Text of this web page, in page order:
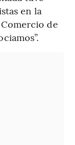
en la
de